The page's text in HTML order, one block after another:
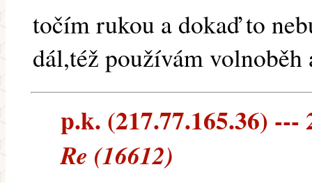
točím rukou a dokaď to
dál,též používám
p.k. (217.77.165.36) ---
Re (16612)